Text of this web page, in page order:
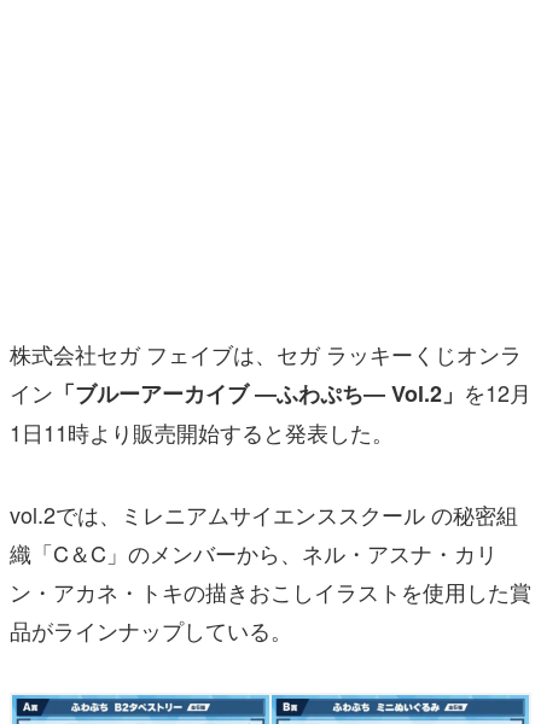
その他
電ファミニコゲーマーとは？
運営：株式会社マレ
株式会社セガ フェイブは、セガ ラッキーくじオンラ
イン 「ブルーアーカイブ ―ふわぷち― Vol.2」 を12月
1日11時より販売開始すると発表した。
vol.2では、ミレニアムサイエンススクール の秘密組
織「C＆C」のメンバーから、ネル・アスナ・カリ
ン・アカネ・トキの描きおこしイラストを使用した賞
品がラインナップしている。